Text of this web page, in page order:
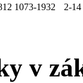
1073-1932 2-14
v